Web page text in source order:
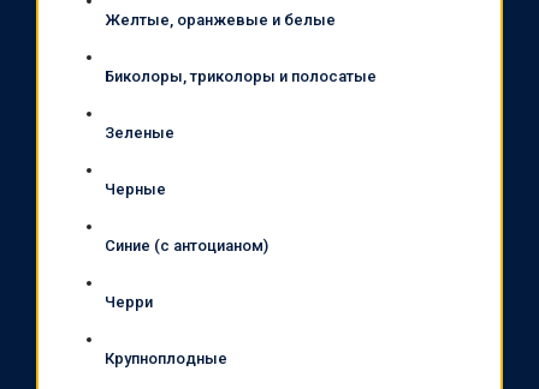
Желтые, оранжевые и белые
Биколоры, триколоры и полосатые
Зеленые
Черные
Синие (с антоцианом)
Черри
Крупноплодные